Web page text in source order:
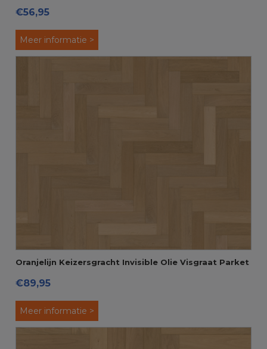
€56,95
Meer informatie >
Oranjelijn Keizersgracht Invisible Olie Visgraat Parket
Select
€89,95
Meer informatie >